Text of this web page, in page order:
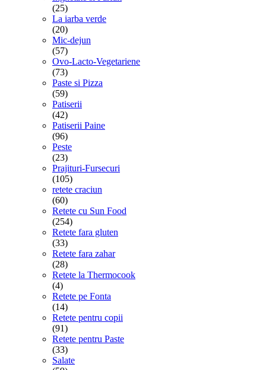
(25)
La iarba verde
(20)
Mic-dejun
(57)
Ovo-Lacto-Vegetariene
(73)
Paste si Pizza
(59)
Patiserii
(42)
Patiserii Paine
(96)
Peste
(23)
Prajituri-Fursecuri
(105)
retete craciun
(60)
Retete cu Sun Food
(254)
Retete fara gluten
(33)
Retete fara zahar
(28)
Retete la Thermocook
(4)
Retete pe Fonta
(14)
Retete pentru copii
(91)
Retete pentru Paste
(33)
Salate